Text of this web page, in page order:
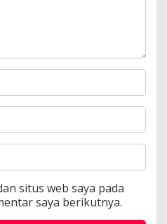
situs web saya pada
saya berikutnya.